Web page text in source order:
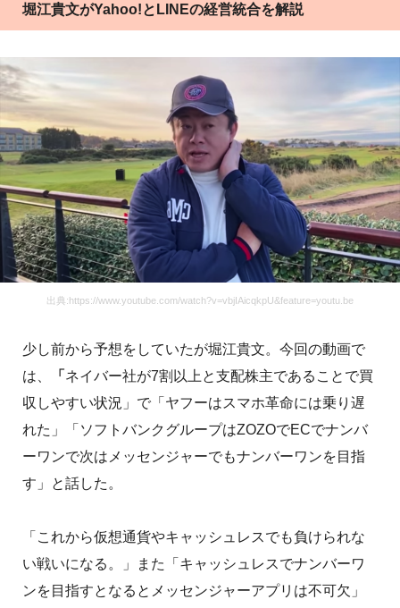
堀江貴文がYahoo!とLINEの経営統合を解説
出典:https://www.youtube.com/watch?v=vbjIAicqkpU&feature=youtu.be
少し前から予想をしていたが堀江貴文。今回の動画で
は、
「 ネイバー社が7割以上と支配株主であることで買
収しやすい状況」で「ヤフーはスマホ革命には乗り遅
れた」「ソフトバンクグループはZOZOでECでナンバ
ーワンで次はメッセンジャーでもナンバーワンを目指
す」と話した。
「これから仮想通貨やキャッシュレスでも負けられな
い戦いになる。」また「キャッシュレスでナンバーワ
ンを目指すとなるとメッセンジャーアプリは不可欠」